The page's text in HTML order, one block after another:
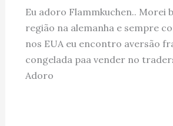
Eu adoro Flammkuchen.. Morei
região na alemanha e sempre
nos EUA eu encontro aversão
congelada paa vender no
Adoro